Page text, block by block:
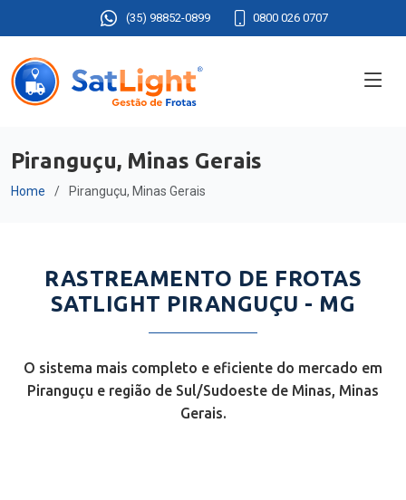
(35) 98852-0899 0800 026 0707
Piranguçu, Minas Gerais
Home Piranguçu, Minas Gerais
RASTREAMENTO DE FROTAS
SATLIGHT PIRANGUÇU - MG
O sistema mais completo e eficiente do mercado em
Piranguçu e região de Sul/Sudoeste de Minas, Minas
Gerais.